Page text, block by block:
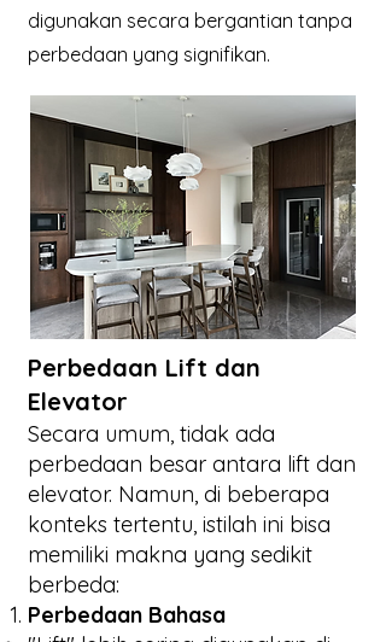
digunakan secara bergantian tanpa
perbedaan yang signifikan.
Perbedaan Lift dan
Elevator
Secara umum, tidak ada
perbedaan besar antara lift dan
elevator. Namun, di beberapa
konteks tertentu, istilah ini bisa
memiliki makna yang sedikit
berbeda:
Perbedaan Bahasa